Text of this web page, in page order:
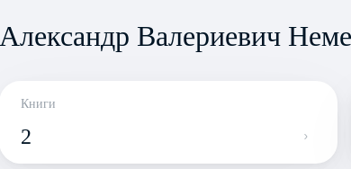
Александр Валериевич
Книги
2